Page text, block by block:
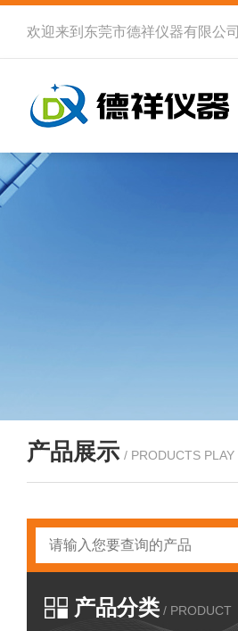
欢迎来到 东莞市德祥仪器有限公司
产品展示 / PRODUCTS PLAY
产品分类 / PRODUCT